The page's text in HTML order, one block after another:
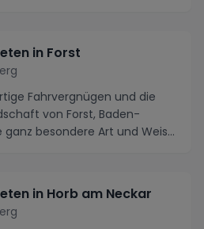
in Forst
Fahrvergnügen und die
von Forst, Baden-
besondere Art und Weise:
in Horb am Neckar